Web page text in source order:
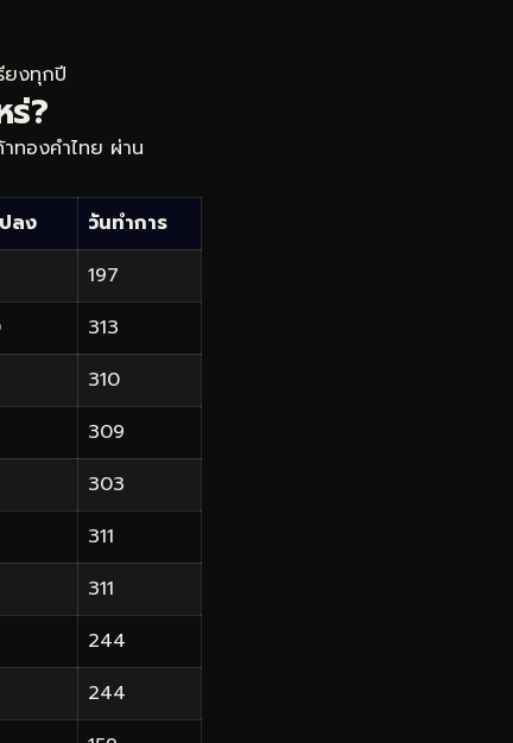
ยงทุกปี
?
องคำไทย ผ่าน
ลง
วันทำการ
197
313
310
309
303
311
311
244
244